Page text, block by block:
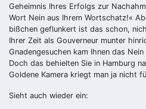
Geheimnis Ihres Erfolgs zur
Wort Nein aus Ihrem Wortschatz!«
bißchen geflunkert ist das schon,
Ihrer Zeit als Gouverneur munter
Gnadengesuchen kam Ihnen das
Doch das behielten Sie in Hamburg
Goldene Kamera kriegt man ja nicht
Sieht auch wieder ein: